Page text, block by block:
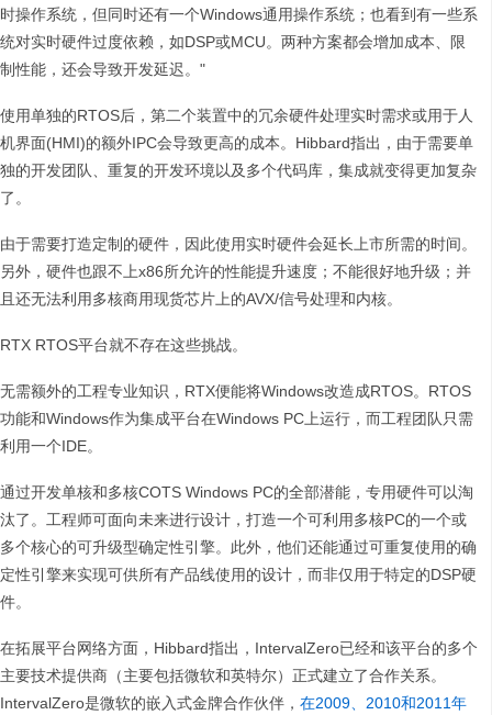
时操作系统，但同时还有一个Windows通用操作系统；也看到有一些系
统对实时硬件过度依赖，如DSP或MCU。两种方案都会增加成本、限
制性能，还会导致开发延迟。"
使用单独的RTOS后，第二个装置中的冗余硬件处理实时需求或用于人
机界面(HMI)的额外IPC会导致更高的成本。Hibbard指出，由于需要单
独的开发团队、重复的开发环境以及多个代码库，集成就变得更加复杂
了。
由于需要打造定制的硬件，因此使用实时硬件会延长上市所需的时间。
另外，硬件也跟不上x86所允许的性能提升速度；不能很好地升级；并
且还无法利用多核商用现货芯片上的AVX/信号处理和内核。
RTX RTOS平台就不存在这些挑战。
无需额外的工程专业知识，RTX便能将Windows改造成RTOS。RTOS
功能和Windows作为集成平台在Windows PC上运行，而工程团队只需
利用一个IDE。
通过开发单核和多核COTS Windows PC的全部潜能，专用硬件可以淘
汰了。工程师可面向未来进行设计，打造一个可利用多核PC的一个或
多个核心的可升级型确定性引擎。此外，他们还能通过可重复使用的确
定性引擎来实现可供所有产品线使用的设计，而非仅用于特定的DSP硬
件。
在拓展平台网络方面，Hibbard指出，IntervalZero已经和该平台的多个
主要技术提供商（主要包括微软和英特尔）正式建立了合作关系。
IntervalZero是微软的嵌入式金牌合作伙伴， 在2009、2010和2011年